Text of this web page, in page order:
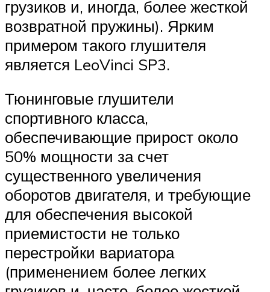
грузиков и, иногда, более жесткой
возвратной пружины). Ярким
примером такого глушителя
является LeoVinci SP3.
Тюнинговые глушители
спортивного класса,
обеспечивающие прирост около
50% мощности за счет
существенного увеличения
оборотов двигателя, и требующие
для обеспечения высокой
приемистости не только
перестройки вариатора
(применением более легких